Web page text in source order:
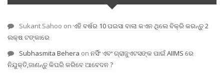
Sukant Sahoo on ଏହି ବର୍ଷର 10 ପଇସା ବାଲା କଏନ ଥିଲେ ବିକ୍ରି କରନ୍ତୁ 2
ଲକ୍ଷ ଟଙ୍କାରେ
Subhasmita Behera on ନର୍ସିଂ ଏବଂ ଗ୍ରାଜୁଏଟସଙ୍କ ପାଇଁ AIIMS ରେ
ନିଯୁକ୍ତି,ଜାଣନ୍ତୁ କିପରି କରିବେ ଆବେଦନ ?